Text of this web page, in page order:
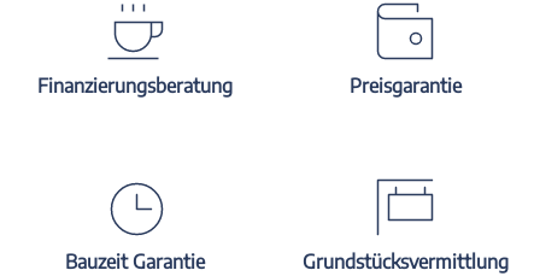
Finanzierungsberatung Preisgarantie
Bauzeit Garantie Grundstücksvermittlung